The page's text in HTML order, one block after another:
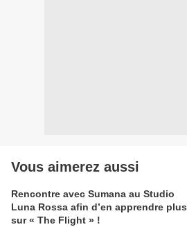
Vous aimerez aussi
Rencontre avec Sumana au Studio
Luna Rossa afin d’en apprendre plus
sur « The Flight » !